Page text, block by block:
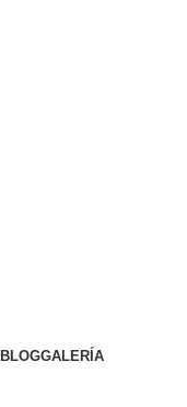
BLOGGALERÍA